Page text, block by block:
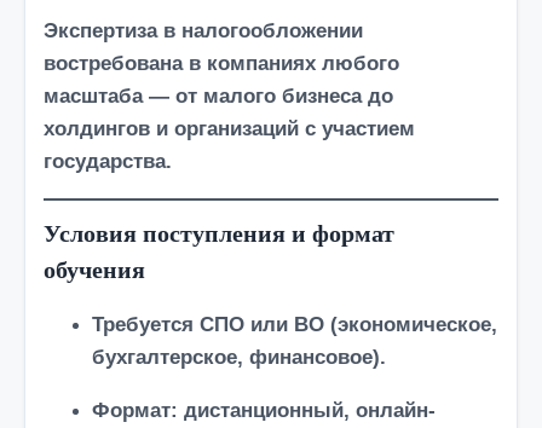
Экспертиза в налогообложении
востребована в компаниях любого
масштаба — от малого бизнеса до
холдингов и организаций с участием
государства.
Условия поступления и формат
обучения
Требуется СПО или ВО (экономическое,
бухгалтерское, финансовое).
Формат: дистанционный, онлайн-